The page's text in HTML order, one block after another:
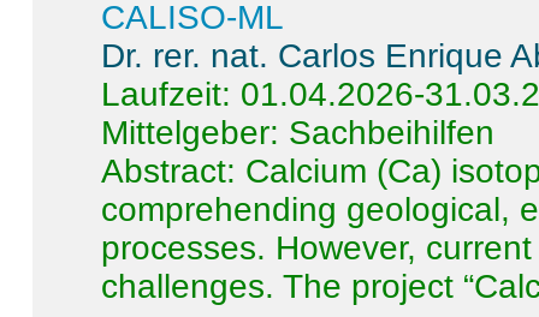
CALISO-ML
Dr. rer. nat. Carlos Enrique
Laufzeit: 01.04.2026-
Mittelgeber: Sachbeihilfen
Abstract: Calcium (Ca)
comprehending geological,
processes. However,
challenges. The project